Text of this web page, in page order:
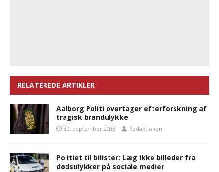
RELATEREDE ARTIKLER
Aalborg Politi overtager efterforskning af
tragisk brandulykke
30. september 2003 Redaktionen
Politiet til bilister: Læg ikke billeder fra
dødsulykker på sociale medier